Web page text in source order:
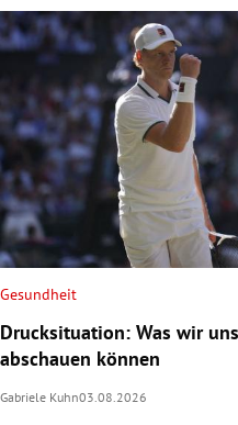
Gesundheit
Drucksituation: Was wir
abschauen können
Gabriele Kuhn03.08.2026